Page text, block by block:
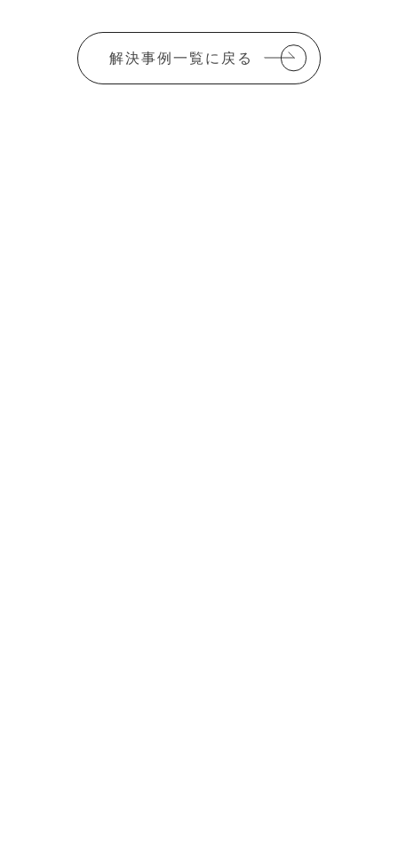
解決事例一覧に戻る